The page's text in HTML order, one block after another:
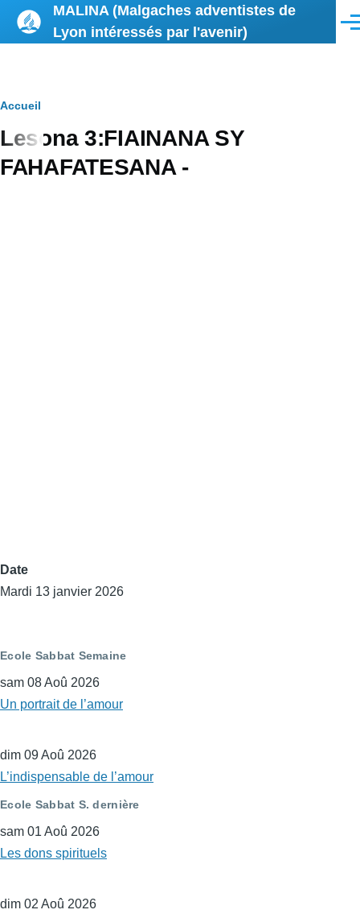
Aller au contenu principal
MALINA (Malgaches adventistes de
Lyon intéressés par l'avenir)
Fil
d'Ariane
Accueil
Lesona 3:FIAINANA SY
FAHAFATESANA -
Date
Mardi 13 janvier 2026
Ecole Sabbat Semaine
sam 08 Aoû 2026
Un portrait de l’amour
dim 09 Aoû 2026
L’indispensable de l’amour
Ecole Sabbat S. dernière
sam 01 Aoû 2026
Les dons spirituels
dim 02 Aoû 2026